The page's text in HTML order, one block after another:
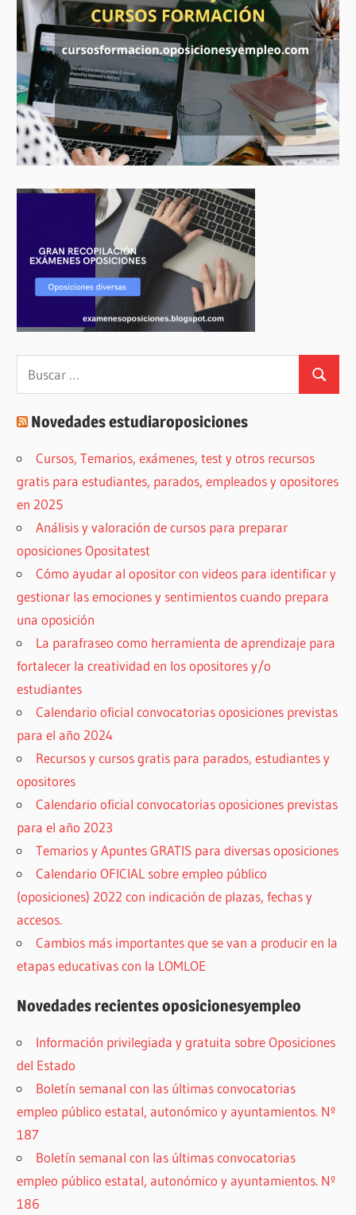
Buscar:
Buscar
Novedades estudiaroposiciones
Cursos, Temarios, exámenes, test y otros recursos
gratis para estudiantes, parados, empleados y opositores
en 2025
Análisis y valoración de cursos para preparar
oposiciones Opositatest
Cómo ayudar al opositor con videos para identificar y
gestionar las emociones y sentimientos cuando prepara
una oposición
La parafraseo como herramienta de aprendizaje para
fortalecer la creatividad en los opositores y/o
estudiantes
Calendario oficial convocatorias oposiciones previstas
para el año 2024
Recursos y cursos gratis para parados, estudiantes y
opositores
Calendario oficial convocatorias oposiciones previstas
para el año 2023
Temarios y Apuntes GRATIS para diversas oposiciones
Calendario OFICIAL sobre empleo público
(oposiciones) 2022 con indicación de plazas, fechas y
accesos.
Cambios más importantes que se van a producir en la
etapas educativas con la LOMLOE
Novedades recientes oposicionesyempleo
Información privilegiada y gratuita sobre Oposiciones
del Estado
Boletín semanal con las últimas convocatorias
empleo público estatal, autonómico y ayuntamientos. Nº
187
Boletín semanal con las últimas convocatorias
empleo público estatal, autonómico y ayuntamientos. Nº
186